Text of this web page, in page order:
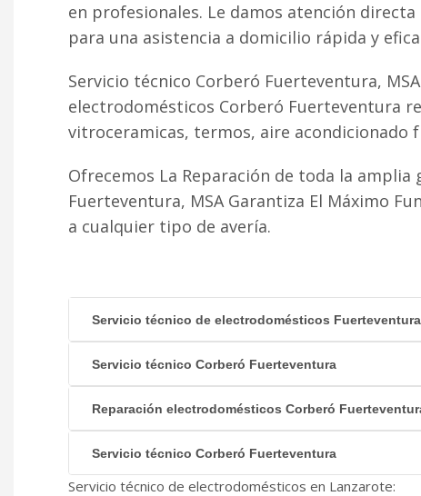
en profesionales. Le damos atención
para una asistencia a domicilio rápida y
Servicio técnico Corberó Fuerteventura,
electrodomésticos Corberó Fuerteventura
vitroceramicas, termos, aire acondicionado
Ofrecemos La Reparación de toda la
Fuerteventura, MSA Garantiza El Máximo
a cualquier tipo de avería.
Servicio técnico de electrodomésticos Fuerteventura
Servicio técnico Corberó Fuerteventura
Reparación electrodomésticos Corberó
Servicio técnico Corberó Fuerteventura
Servicio técnico de electrodomésticos en Lanzarote: